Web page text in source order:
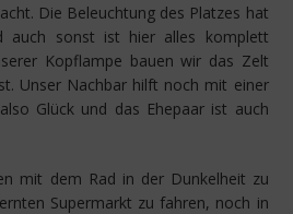
Die Beleuchtung des Platzes hat
auch sonst ist hier alles komplett
Kopflampe bauen wir das Zelt
Unser Nachbar hilft noch mit einer
Glück und das Ehepaar ist auch
mit dem Rad in der Dunkelheit zu
Supermarkt zu fahren, noch in